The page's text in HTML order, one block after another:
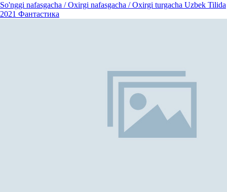
So'nggi nafasgacha / Oxirgi nafasgacha / Oxirgi turgacha Uzbek Tilida
2021 Фантастика